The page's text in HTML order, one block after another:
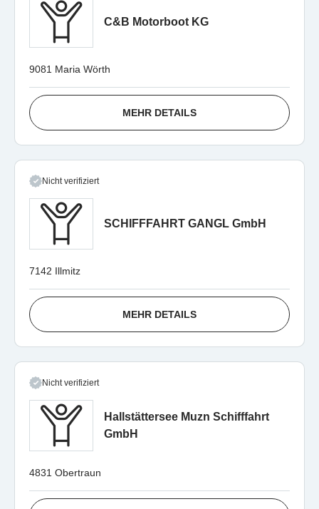
C&B Motorboot KG
9081 Maria Wörth
MEHR DETAILS
Nicht verifiziert
SCHIFFFAHRT GANGL GmbH
7142 Illmitz
MEHR DETAILS
Nicht verifiziert
Hallstättersee Muzn Schifffahrt
GmbH
4831 Obertraun